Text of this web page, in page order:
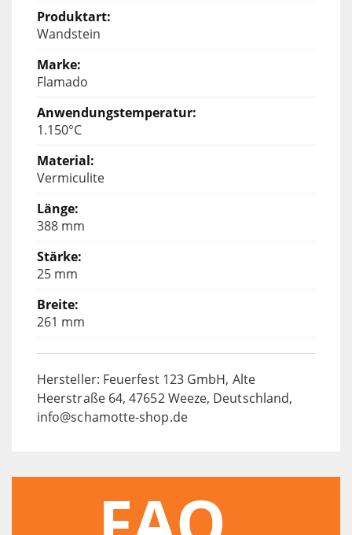
Wandstein
Flamado
1.150°C
Vermiculite
388 mm
25 mm
261 mm
Hersteller: Feuerfest 123 GmbH, Alte
Heerstraße 64, 47652 Weeze, Deutschland,
info@schamotte-shop.de